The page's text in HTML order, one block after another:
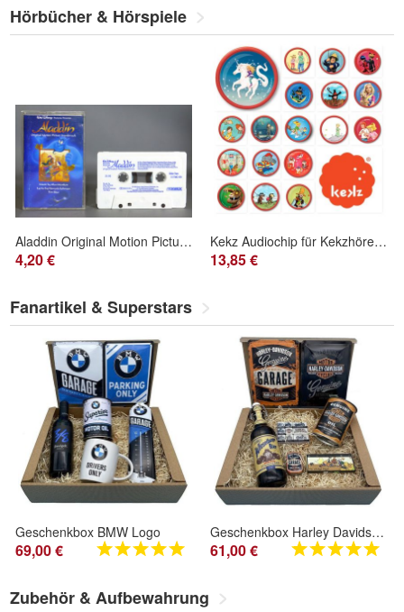
Hörbücher & Hörspiele
Aladdin Original Motion Picture Soundtrack Filmmusik 1992 Walt Disney PickWick MC
4,20 €
Kekz Audiochip für Kekzhörer Hörspiel Audio Chip Auswahl Blister Neu Top Angebot
13,85 €
Fanartikel & Superstars
Geschenkbox BMW Logo
69,00 €
Geschenkbox Harley Davidson Classic Box L4
61,00 €
Zubehör & Aufbewahrung